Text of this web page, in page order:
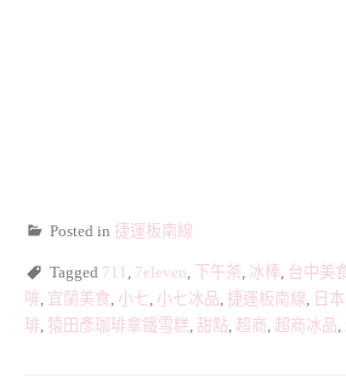
Posted in 捷運板南線
Tagged 711 , 7eleven, 下午茶, 冰棒, 台中美
啡, 宜蘭美食, 小七, 小七冰品, 捷運板南線, 日
琲, 猿田彥珈琲拿鐵雪糕, 甜點, 超商, 超商冰品,